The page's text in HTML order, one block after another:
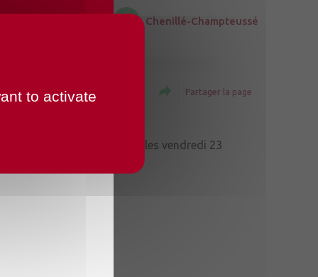
Chenillé-Champteussé
Imprimer la page Partager la page
son parc photovoltaïque les vendredi 23
to activate